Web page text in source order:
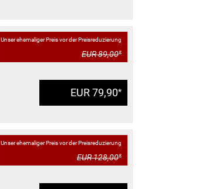
Unser ehemaliger Preis vor der Preisreduzierung
EUR 89,00*
EUR 79,90*
Unser ehemaliger Preis vor der Preisreduzierung
EUR 128,00*